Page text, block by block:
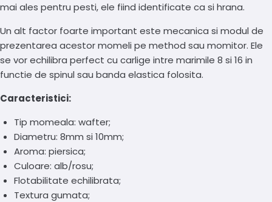
mai ales pentru pesti, ele fiind identificate ca si hrana.
Un alt factor foarte important este mecanica si modul de
prezentarea acestor momeli pe method sau momitor. Ele
se vor echilibra perfect cu carlige intre marimile 8 si 16 in
functie de spinul sau banda elastica folosita.
Caracteristici:
Tip momeala: wafter;
Diametru: 8mm si 10mm;
Aroma: piersica;
Culoare: alb/rosu;
Flotabilitate echilibrata;
Textura gumata;